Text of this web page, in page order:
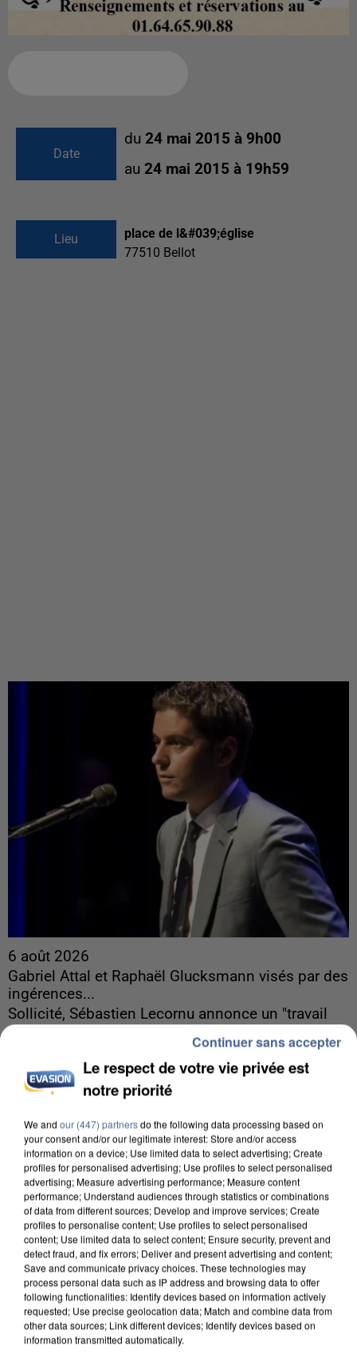
Date
du 24 mai 2015 à 9h00
au 24 mai 2015 à 19h59
Lieu
place de l&#039;église
77510 Bellot
6 août 2026
Gabriel Attal et Raphaël Glucksmann visés par des
ingérences...
Sollicité, Sébastien Lecornu annonce un "travail
commun" avec les partis à la rentrée.
6 août 2026
Une touriste de l’Oise emportée par une coulée de
Le respect de votre vie privée est
notre priorité
We and our (447) partnersdo the following data processing based on
your consent and/or our legitimate interest: Store and/or access
information on a device; Use limited data to select advertising; Create
profiles for personalised advertising; Use profiles to select personalised
advertising; Measure advertising performance; Measure content
performance; Understand audiences through statistics or combinations
of data from different sources; Develop and improve services; Create
profiles to personalise content; Use profiles to select personalised
content; Use limited data to select content; Ensure security, prevent and
detect fraud, and fix errors; Deliver and present advertising and content;
Save and communicate privacy choices. These technologies may
process personal data such as IP address and browsing data to offer
following functionalities: Identify devices based on information actively
requested; Use precise geolocation data; Match and combine data from
other data sources; Link different devices; Identify devices based on
information transmitted automatically.
Continuer sans accepter